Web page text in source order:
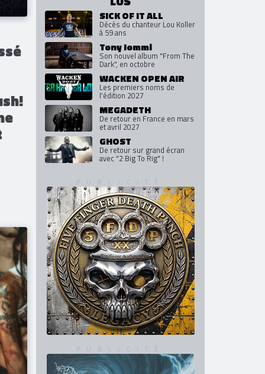
TOP 5 DES POSTS LES PLUS
LUS
SICK OF IT ALL
Décès du chanteur Lou Koller
à 59 ans
Tony Iommi
Son nouvel album "From The
Dark", en octobre
WACKEN OPEN AIR
Les premiers noms de
l'édition 2027
MEGADETH
De retour en France en mars
et avril 2027
De retour sur grand écran
avec "2 Big To Rig" !